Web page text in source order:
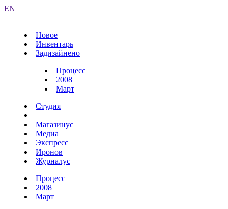
EN
Новое
Инвентарь
Задизайнено
Процесс
2008
Март
Студия
Магазинус
Медиа
Экспресс
Иронов
Журналус
Процесс
2008
Март